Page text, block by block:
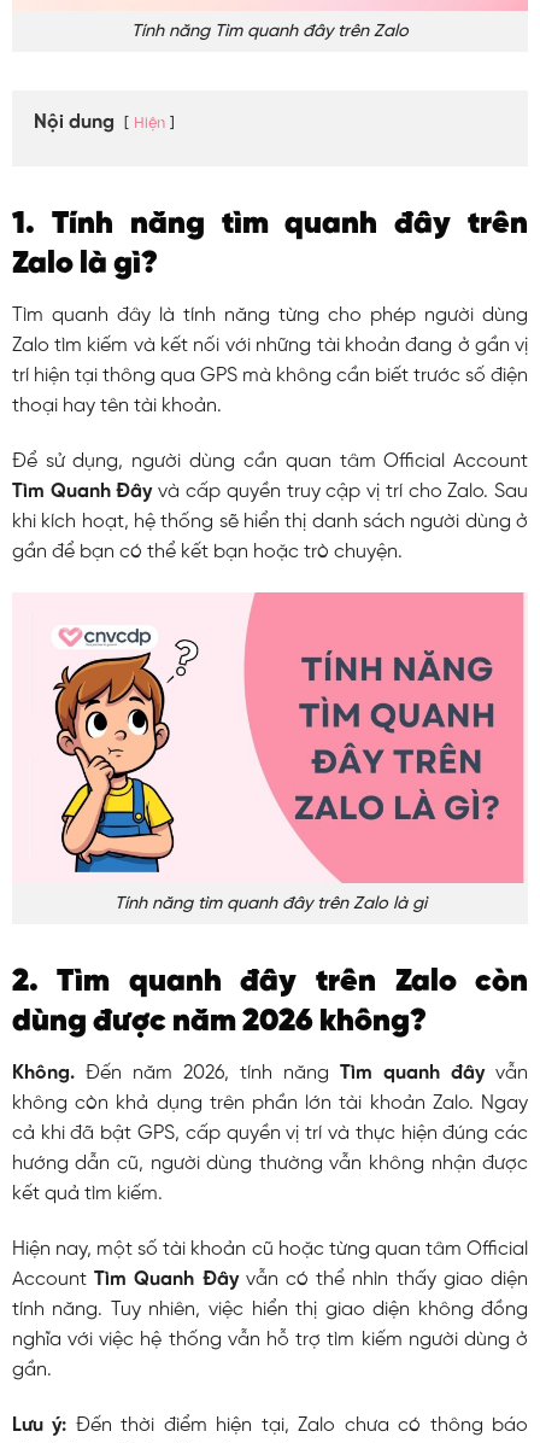
Tính năng Tìm quanh đây trên Zalo
Nội dung Hiện
1. Tính năng tìm quanh đây trên
Zalo là gì?
Tìm quanh đây là tính năng từng cho phép người dùng
Zalo tìm kiếm và kết nối với những tài khoản đang ở gần vị
trí hiện tại thông qua GPS mà không cần biết trước số điện
thoại hay tên tài khoản.
Để sử dụng, người dùng cần quan tâm Official Account
Tìm Quanh Đâyvà cấp quyền truy cập vị trí cho Zalo. Sau
khi kích hoạt, hệ thống sẽ hiển thị danh sách người dùng ở
gần để bạn có thể kết bạn hoặc trò chuyện.
Tính năng tìm quanh đây trên Zalo là gì
2. Tìm quanh đây trên Zalo còn
dùng được năm 2026 không?
Không.Đến năm 2026, tính năngTìm quanh đâyvẫn
không còn khả dụng trên phần lớn tài khoản Zalo. Ngay
cả khi đã bật GPS, cấp quyền vị trí và thực hiện đúng các
hướng dẫn cũ, người dùng thường vẫn không nhận được
kết quả tìm kiếm.
Hiện nay, một số tài khoản cũ hoặc từng quan tâm Official
AccountTìm Quanh Đâyvẫn có thể nhìn thấy giao diện
tính năng. Tuy nhiên, việc hiển thị giao diện không đồng
nghĩa với việc hệ thống vẫn hỗ trợ tìm kiếm người dùng ở
gần.
Lưu ý: Đến thời điểm hiện tại, Zalo chưa có thông báo